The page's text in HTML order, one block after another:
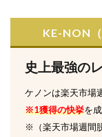
KE-NON
史上最強の
ケノンは楽天市場
※1獲得の快挙を
※（楽天市場週間